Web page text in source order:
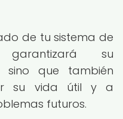
de tu sistema de
su
sino que también
su vida útil y a
futuros.